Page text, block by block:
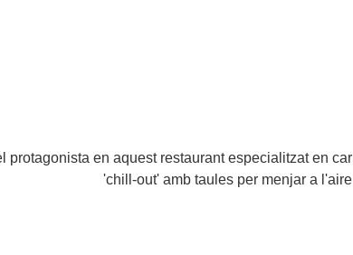
protagonista en aquest restaurant especialitzat en
'chill-out' amb taules per menjar a